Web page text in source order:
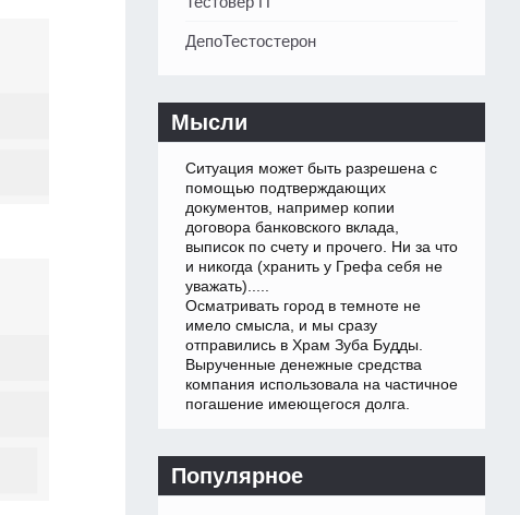
ДепоТестостерон
Мысли
Ситуация может быть разрешена с
помощью подтверждающих
документов, например копии
договора банковского вклада,
выписок по счету и прочего. Ни за что
и никогда (хранить у Грефа себя не
уважать).....
Осматривать город в темноте не
имело смысла, и мы сразу
отправились в Храм Зуба Будды.
Вырученные денежные средства
компания использовала на частичное
погашение имеющегося долга.
Популярное